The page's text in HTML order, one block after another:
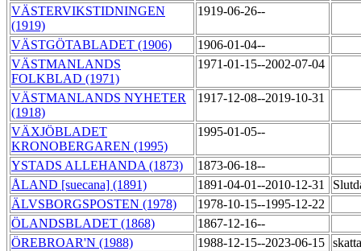
VÄSTERVIKSTIDNINGEN
(1919)
1919-06-26--
VÄSTGÖTABLADET (1906)
1906-01-04--
VÄSTMANLANDS
FOLKBLAD (1971)
1971-01-15--2002-07-04
VÄSTMANLANDS NYHETER
(1918)
1917-12-08--2019-10-31
VÄXJÖBLADET
KRONOBERGAREN (1995)
1995-01-05--
YSTADS ALLEHANDA (1873)
1873-06-18--
ÅLAND [suecana] (1891)
1891-04-01--2010-12-31
ÄLVSBORGSPOSTEN (1978)
1978-10-15--1995-12-22
ÖLANDSBLADET (1868)
1867-12-16--
ÖREBROAR'N (1988)
1988-12-15--2023-06-15